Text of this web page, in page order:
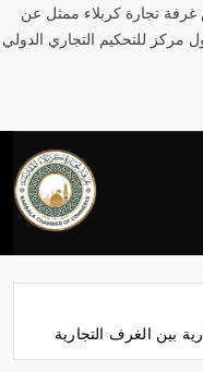
تجارة كربلاء ممثل عن
مركز للتحكيم التجاري الدولي
غرفة
كربلاء
بين الغرف التجارية